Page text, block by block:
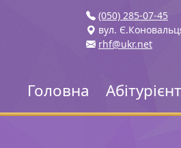
Головна
(050) 285-07-45
вул.
rhf@ukr.net